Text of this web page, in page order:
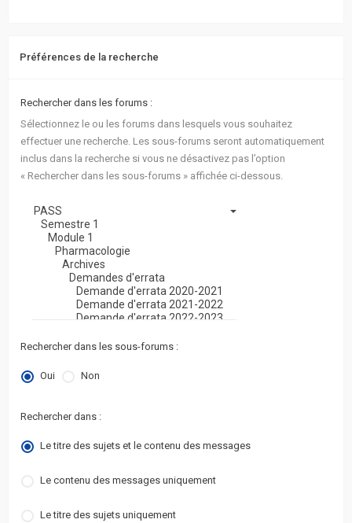
Préférences de la recherche
Rechercher dans les forums :
Sélectionnez le ou les forums dans lesquels vous souhaitez
effectuer une recherche. Les sous-forums seront automatiquement
inclus dans la recherche si vous ne désactivez pas l’option
« Rechercher dans les sous-forums » affichée ci-dessous.
Rechercher dans les sous-forums :
Oui Non
Rechercher dans :
Le titre des sujets et le contenu des messages
Le contenu des messages uniquement
Le titre des sujets uniquement